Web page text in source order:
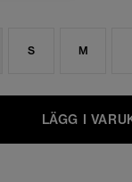
S M
LÄGG I